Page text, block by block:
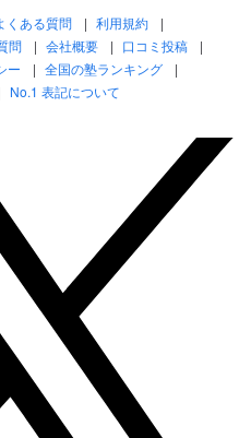
くある質問
利用規約
問 会社概要
口コミ投稿
ー
全国の塾ランキング
No.1 表記について